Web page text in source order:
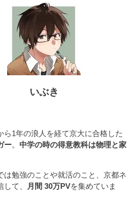
いぶき
ら1年の浪人を経て京大に合格した
ー。 中学の時の得意教科は物理と家
は勉強のことや就活のこと、京都ネ
して、
月間 30万PVを集めていま